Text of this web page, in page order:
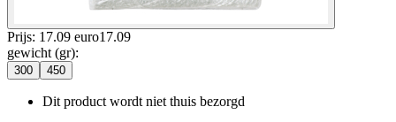
Prijs: 17.09 euro17.09
gewicht (gr):
300 450
Dit product wordt niet thuis bezorgd